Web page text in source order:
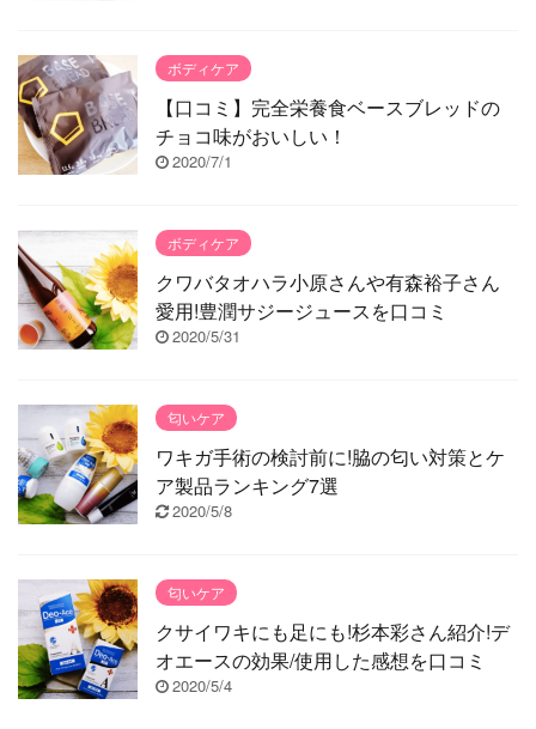
ボディケア
【口コミ】完全栄養食ベースブレッドの
チョコ味がおいしい！
2020/7/1
ボディケア
クワバタオハラ小原さんや有森裕子さん
愛用!豊潤サジージュースを口コミ
2020/5/31
匂いケア
ワキガ手術の検討前に!脇の匂い対策とケ
ア製品ランキング7選
2020/5/8
匂いケア
クサイワキにも足にも!杉本彩さん紹介!デ
オエースの効果/使用した感想を口コミ
2020/5/4